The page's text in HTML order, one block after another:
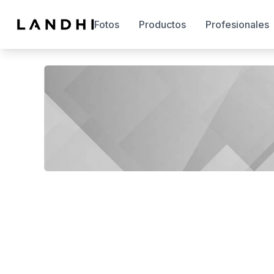
Fotos Productos Profesionales